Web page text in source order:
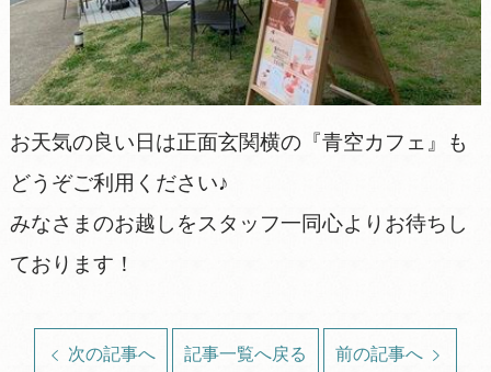
お天気の良い日は正面玄関横の『青空カフェ』も
どうぞご利用ください♪
みなさまのお越しをスタッフ一同心よりお待ちし
ております！
次の記事へ 記事一覧へ戻る 前の記事へ